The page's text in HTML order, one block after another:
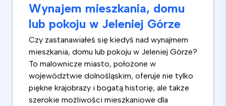
Wynajem mieszkania, domu
lub pokoju w Jeleniej Górze
Czy zastanawiałeś się kiedyś nad wynajmem
mieszkania, domu lub pokoju w Jeleniej Górze?
To malownicze miasto, położone w
województwie dolnośląskim, oferuje nie tylko
piękne krajobrazy i bogatą historię, ale także
szerokie możliwości mieszkaniowe dla